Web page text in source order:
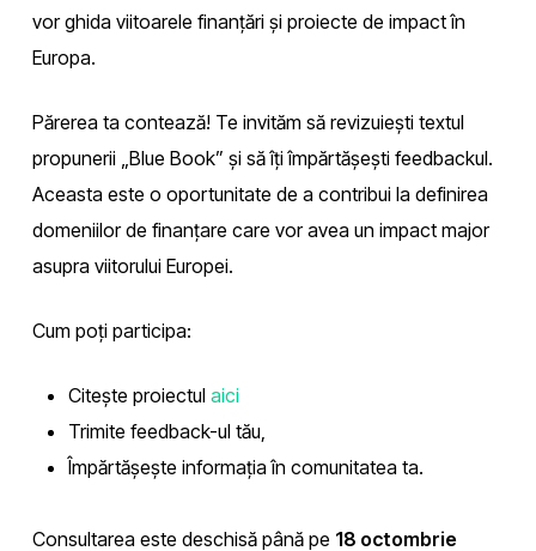
vor ghida viitoarele finanțări și proiecte de impact în
Europa.
Părerea ta contează! Te invităm să revizuiești textul
propunerii „Blue Book” și să îți împărtășești feedbackul.
Aceasta este o oportunitate de a contribui la definirea
domeniilor de finanțare care vor avea un impact major
asupra viitorului Europei.
Cum poți participa:
Citește proiectul aici
Trimite feedback-ul tău,
Împărtășește informația în comunitatea ta.
Consultarea este deschisă până pe 18 octombrie